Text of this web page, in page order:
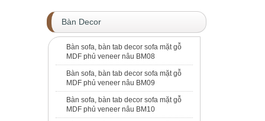
Bàn Decor
Bàn sofa, bàn tab decor sofa mặt gỗ
MDF phủ veneer nâu BM08
Bàn sofa, bàn tab decor sofa mặt gỗ
MDF phủ veneer nâu BM09
Bàn sofa, bàn tab decor sofa mặt gỗ
MDF phủ veneer nâu BM10